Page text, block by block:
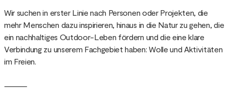
Wir suchen in erster Linie nach Personen oder Projekten, die
mehr Menschen dazu inspirieren, hinaus in die Natur zu gehen, die
ein nachhaltiges Outdoor-Leben fördern und die eine klare
Verbindung zu unserem Fachgebiet haben: Wolle und Aktivitäten
im Freien.
⸻